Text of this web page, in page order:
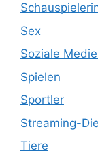
Sex
Soziale
Spielen
Sportler
Streaming-
Tiere